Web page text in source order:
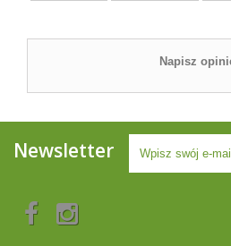
Napisz
Newsletter